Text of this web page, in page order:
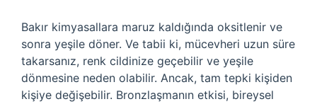
Bakır kimyasallara maruz kaldığında oksitlenir ve
sonra yeşile döner. Ve tabii ki, mücevheri uzun süre
takarsanız, renk cildinize geçebilir ve yeşile
dönmesine neden olabilir. Ancak, tam tepki kişiden
kişiye değişebilir. Bronzlaşmanın etkisi, bireysel